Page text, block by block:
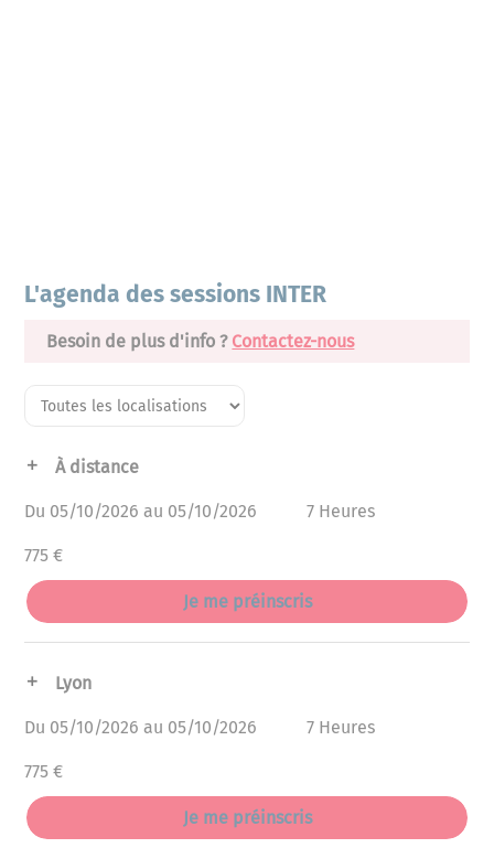
L'agenda des sessions INTER
Besoin de plus d'info ? Contactez-nous
À distance
Du 05/10/2026 au 05/10/2026 7 Heures
775 €
Je me préinscris
Lyon
Du 05/10/2026 au 05/10/2026 7 Heures
775 €
Je me préinscris